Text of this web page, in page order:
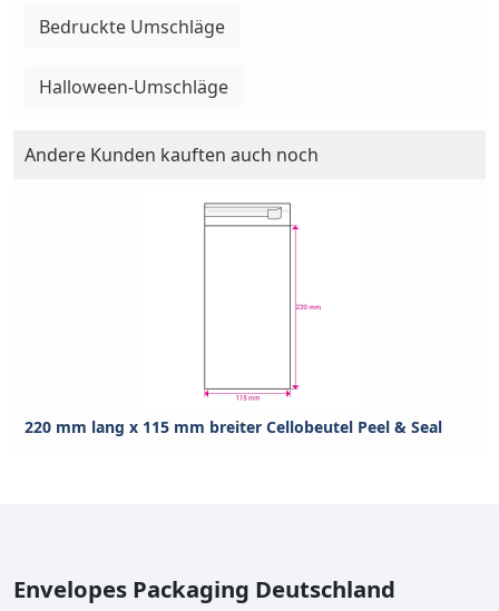
Bedruckte Umschläge
Halloween-Umschläge
Andere Kunden kauften auch noch
220 mm lang x 115 mm breiter Cellobeutel Peel & Seal
Envelopes Packaging Deutschland